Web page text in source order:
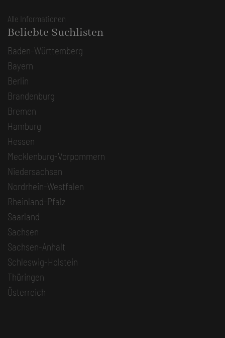
Alle Informationen
Beliebte Suchlisten
Baden-Württemberg
Bayern
Berlin
Brandenburg
Bremen
Hamburg
Hessen
Mecklenburg-Vorpommern
Niedersachsen
Nordrhein-Westfalen
Rheinland-Pfalz
Saarland
Sachsen
Sachsen-Anhalt
Schleswig-Holstein
Thüringen
Österreich